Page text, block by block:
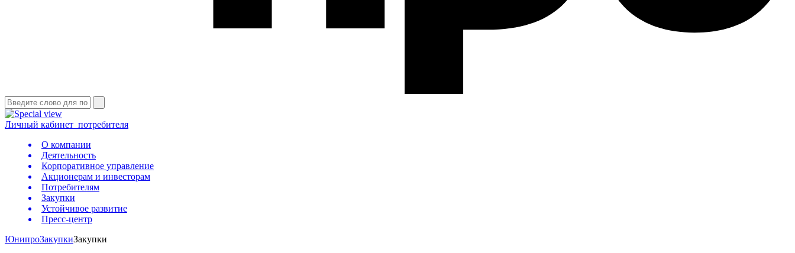
Личный кабинет потребителя
О компании
Деятельность
Корпоративное управление
Акционерам и инвесторам
Потребителям
Закупки
Устойчивое развитие
Пресс-центр
ЮнипроЗакупкиЗакупки